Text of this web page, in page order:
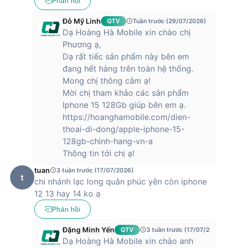
hãng là iOS 15 với những tính năng, bảo mật mới được cập
Camera 12MP với nhiều nâng cấp đáng kể
iPhone 13 được Apple trang bị 2 camera có độ phân giải
12MP với khẩu độ được mở rộng lên thành thành f/1.6 và
cảm biến góc rộng khẩu độ f1.8 giúp bắt nét mọi thứ một
cách chuẩn xác ngay cả trong môi trường thiếu sáng.
Apple cũng mang tới chế độ quay video điện ảnh Cinematic
cho iPhone 13 cho phép quay được những đoạn phim phong
cách chuyên nghiệp hơn.
Ngoài ra, nó còn được tích hợp cả công nghệ chống rung
cảm biến “sensor-shift” trước đây vốn từng chỉ xuất hiện
trên iPhone 12 Pro Max, giúp việc quay video mượt mà hơn.
Tất cả những cải tiến này đều giúp nâng cao trải nghiệm
chụp ảnh cho người dùng.
Dung lượng pin khoẻ và kết nối 5G
Đỗ Mỹ Linh QTV Tuần trước (29/07/2026)
Dạ Hoàng Hà Mobile xin chào chị
Phương ạ,
Dạ rất tiếc sản phẩm này bên em
đang hết hàng trên toàn hệ thống.
Mong chị thông cảm ạ!
Mời chị tham khảo các sản phẩm
Iphone 15 128Gb giúp bên em ạ.
https://hoanghamobile.com/dien-
thoai-di-dong/apple-iphone-15-
128gb-chinh-hang-vn-a
Thông tin tới chị ạ!
t
tuan 3 tuần trước (17/07/2026)
chi nhánh lạc long quân phúc yên còn iphone
12 13 hay 14 ko ạ
Phản hồi
Đặng Minh Yến QTV 3 tuần trước (17/07/2026)
Dạ Hoàng Hà Mobile xin chào anh